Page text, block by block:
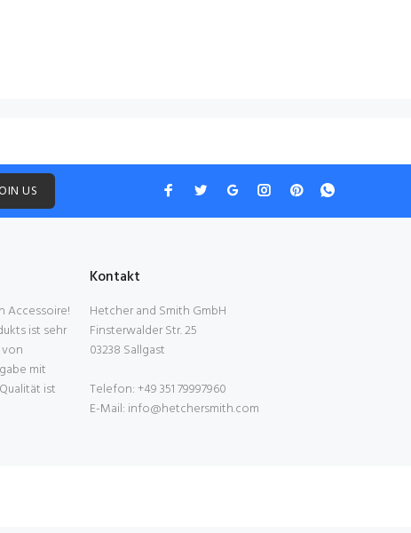
US
Accessoire!
ist sehr
mit
ist
Kontakt
Hetcher and Smith GmbH
Finsterwalder Str. 25
03238 Sallgast
Telefon: +49 351 79997960
E-Mail: info@hetchersmith.com